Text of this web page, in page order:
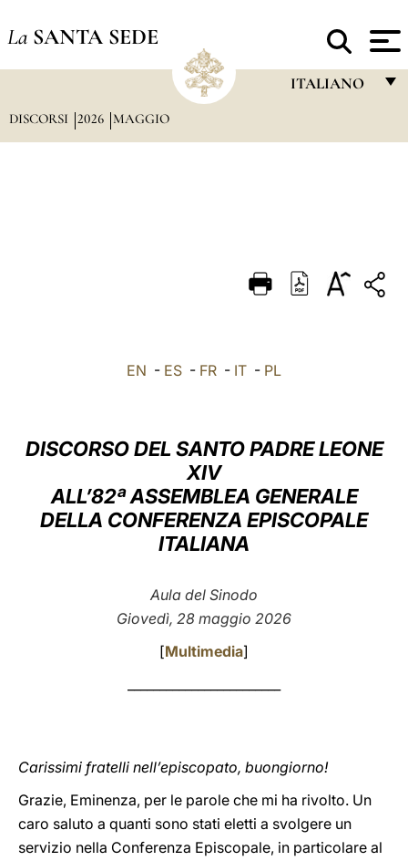
La SANTA SEDE
ITALIANO
DEUTSCH
LATINE
DISCORSI 2026 MAGGIO
EN - ES - FR - IT - PL
DISCORSO DEL SANTO PADRE LEONE
XIV
ALL’82ª ASSEMBLEA GENERALE
DELLA CONFERENZA EPISCOPALE
ITALIANA
Aula del Sinodo
Giovedì, 28 maggio 2026
[Multimedia]
Carissimi fratelli nell’episcopato, buongiorno!
Grazie, Eminenza, per le parole che mi ha rivolto. Un
caro saluto a quanti sono stati eletti a svolgere un
servizio nella Conferenza Episcopale, in particolare al